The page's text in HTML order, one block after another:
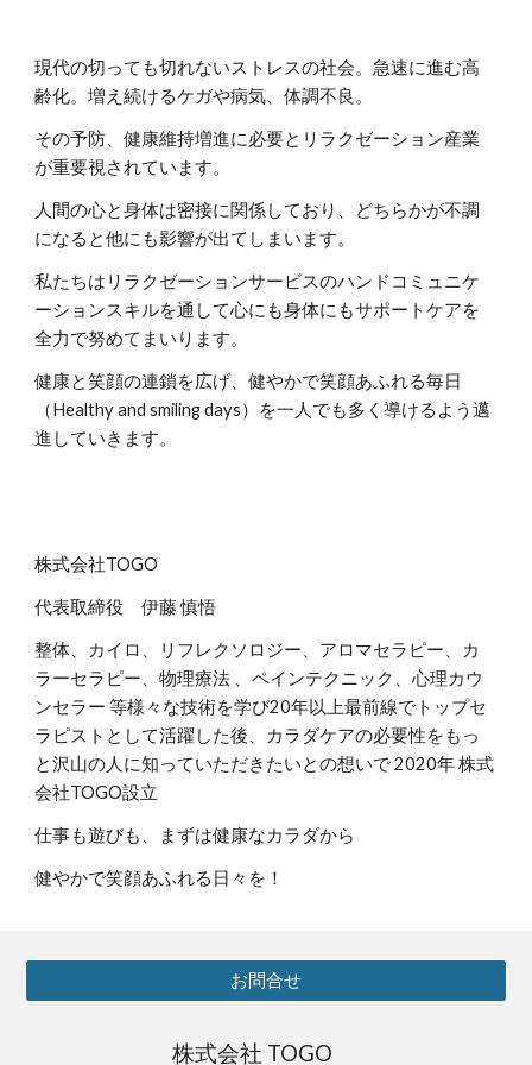
現代の切っても切れないストレスの社会。急速に進む高
齢化。増え続けるケガや病気、体調不良。
その予防、健康維持増進に必要と リラクゼーション産業
が重要視されています。
人間の心と身体は密接に関係しており、どちらかが不調
になると他にも影響が出てしまいます。
私たちはリラクゼーションサービスのハンドコミュニケ
ーションスキルを通して心にも身体にもサポートケアを
全力で努めてまいります。
健康と笑顔の連鎖を広げ、健やかで笑顔あふれる毎日
（Healthy and smiling days）を一人でも多く導ける よう邁
進していきます。
株式会社TOGO
代表取締役 伊藤 慎悟
整体、カイロ、リフレクソロジー、アロマセラピー、カ
ラーセラピー、物理療法 、ペインテクニック、心理カウ
ンセラー 等様々な技術を学び20年以上最前線でトップセ
ラピストとして活躍した後、カラダケアの必要性をもっ
と沢山の人に知っていただきたいとの想いで 2020年 株式
会社TOGO設立
仕事も遊びも、まずは健康なカラダから
健やかで笑顔あふれる日々を！
お問合せ
株式会社 TOGO